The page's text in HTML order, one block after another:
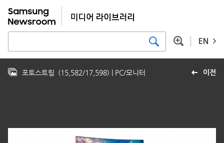
EN
이전
포토스트림 (15,582/17,598) | PC/모니터